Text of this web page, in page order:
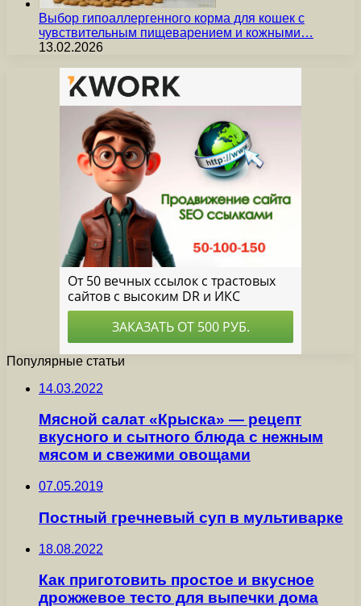
Выбор гипоаллергенного корма для кошек с
чувствительным пищеварением и кожными…
13.02.2026
Популярные статьи
14.03.2022
Мясной салат «Крыска» — рецепт
вкусного и сытного блюда с нежным
мясом и свежими овощами
07.05.2019
Постный гречневый суп в мультиварке
18.08.2022
Как приготовить простое и вкусное
дрожжевое тесто для выпечки дома